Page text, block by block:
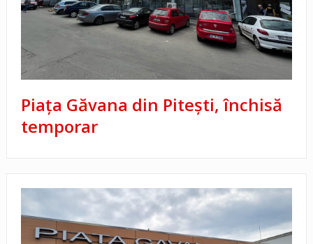
Piața Găvana din Pitești, închisă
temporar